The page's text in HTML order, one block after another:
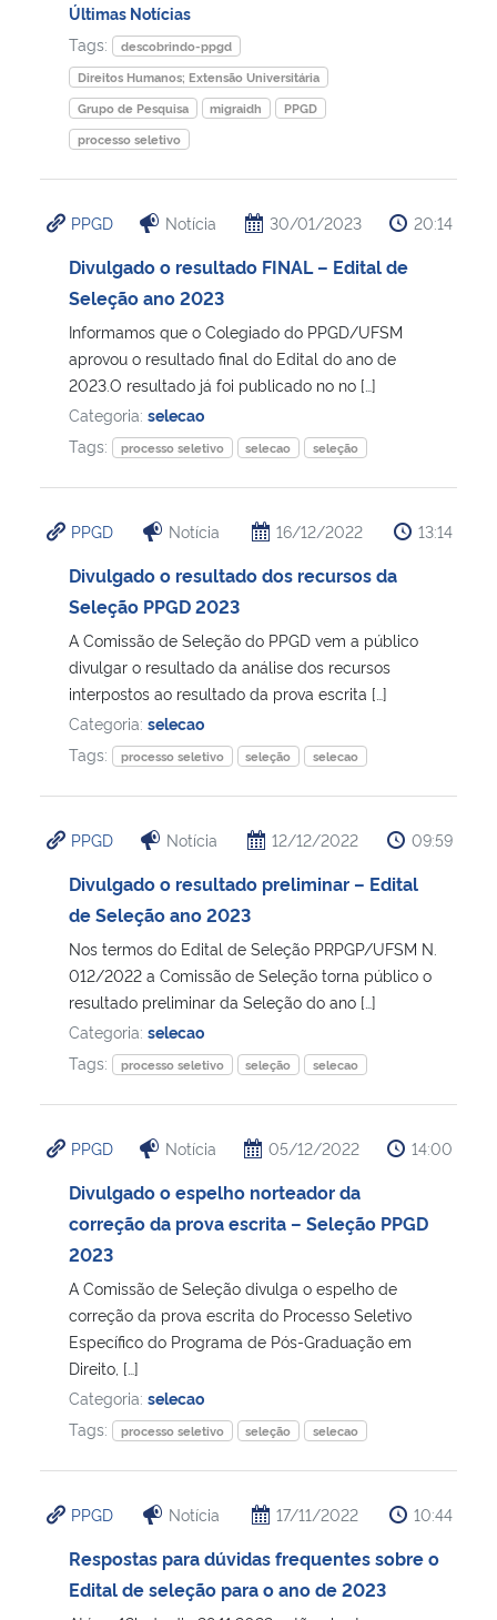
Últimas Notícias
Tags:
descobrindo-ppgd
Direitos Humanos; Extensão Universitária
Grupo de Pesquisa
migraidh
PPGD
processo seletivo
PPGD Notícia 30/01/2023 20:14
Divulgado o resultado FINAL – Edital de
Seleção ano 2023
Informamos que o Colegiado do PPGD/UFSM
aprovou o resultado final do Edital do ano de
2023.O resultado já foi publicado no no […]
Categoria: selecao
Tags:
processo seletivo selecao seleção
PPGD Notícia 16/12/2022 13:14
Divulgado o resultado dos recursos da
Seleção PPGD 2023
A Comissão de Seleção do PPGD vem a público
divulgar o resultado da análise dos recursos
interpostos ao resultado da prova escrita […]
Categoria: selecao
Tags:
processo seletivo seleção selecao
PPGD Notícia 12/12/2022 09:59
Divulgado o resultado preliminar – Edital
de Seleção ano 2023
Nos termos do Edital de Seleção PRPGP/UFSM N.
012/2022 a Comissão de Seleção torna público o
resultado preliminar da Seleção do ano […]
Categoria: selecao
Tags:
processo seletivo seleção selecao
PPGD Notícia 05/12/2022 14:00
Divulgado o espelho norteador da
correção da prova escrita – Seleção PPGD
2023
A Comissão de Seleção divulga o espelho de
correção da prova escrita do Processo Seletivo
Específico do Programa de Pós-Graduação em
Direito, […]
Categoria: selecao
Tags:
processo seletivo seleção selecao
PPGD Notícia 17/11/2022 10:44
Respostas para dúvidas frequentes sobre o
Edital de seleção para o ano de 2023